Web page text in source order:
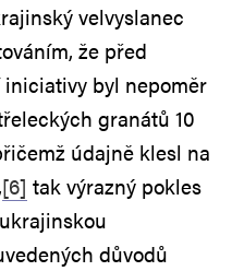
velvyslanec
že před
byl nepoměr
granátů 10
údajně klesl na
[6] tak výrazný pokles
důvodů